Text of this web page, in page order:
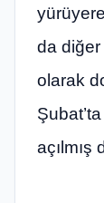
da
olarak
açılmış